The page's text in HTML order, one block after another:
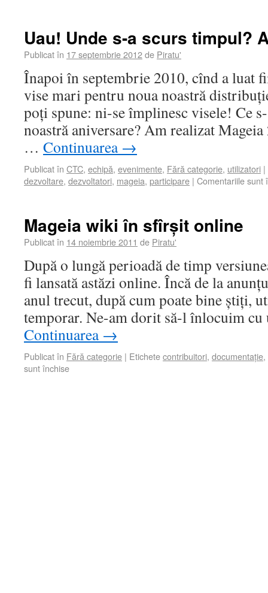
Uau! Unde s-a scurs timpul?
Publicat în 17 septembrie 2012de Piratu'
Înapoi în septembrie 2010, cînd a luat
vise mari pentru noua noastră
poți spune: ni-se împlinesc visele! Ce
noastră aniversare? Am realizat
… Continuarea →
Publicat în CTC, echipă, evenimente, Fără categorie, utilizatori |
dezvoltare, dezvoltatori, mageia, participare | Comentariile sunt
Mageia wiki în sfîrșit online
Publicat în 14 noiembrie 2011 de Piratu'
După o lungă perioadă de timp
fi lansată astăzi online. Încă de la
anul trecut, după cum poate bine știți,
temporar. Ne-am dorit să-l înlocuim
Continuarea →
Publicat în Fără categorie | Etichetecontribuitori, documentație,
sunt închise